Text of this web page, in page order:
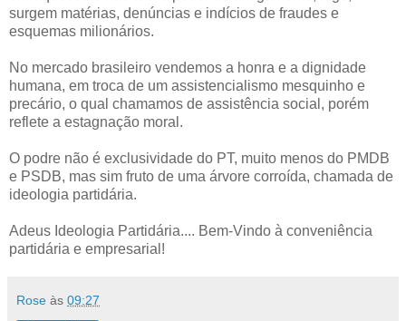
surgem matérias, denúncias e indícios de fraudes e
esquemas milionários.
No mercado brasileiro vendemos a honra e a dignidade
humana, em troca de um assistencialismo mesquinho e
precário, o qual chamamos de assistência social, porém
reflete a estagnação moral.
O podre não é exclusividade do PT, muito menos do PMDB
e PSDB, mas sim fruto de uma árvore corroída, chamada de
ideologia partidária.
Adeus Ideologia Partidária.... Bem-Vindo à conveniência
partidária e empresarial!
Rose às 09:27